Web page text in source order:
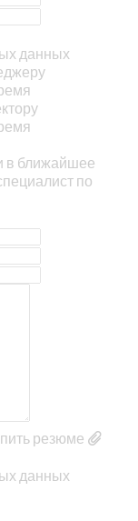
данных
в ближайшее
по
резюме
данных